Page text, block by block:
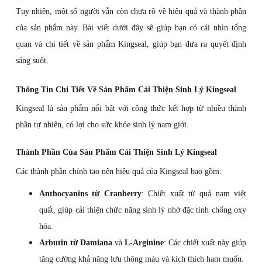
Tuy nhiên, một số người vẫn còn chưa rõ về hiệu quả và thành phần
của sản phẩm này. Bài viết dưới đây sẽ giúp bạn có cái nhìn tổng
quan và chi tiết về sản phẩm Kingseal, giúp bạn đưa ra quyết định
sáng suốt.
Thông Tin Chi Tiết Về Sản Phẩm Cải Thiện Sinh Lý Kingseal
Kingseal là sản phẩm nổi bật với công thức kết hợp từ nhiều thành
phần tự nhiên, có lợi cho sức khỏe sinh lý nam giới.
Thành Phần Của Sản Phẩm Cải Thiện Sinh Lý Kingseal
Các thành phần chính tạo nên hiệu quả của Kingseal bao gồm:
Anthocyanins từ Cranberry: Chiết xuất từ quả nam việt
quất, giúp cải thiện chức năng sinh lý nhờ đặc tính chống oxy
hóa.
Arbutin từ Damiana và L-Arginine: Các chiết xuất này giúp
tăng cường khả năng lưu thông máu và kích thích ham muốn.